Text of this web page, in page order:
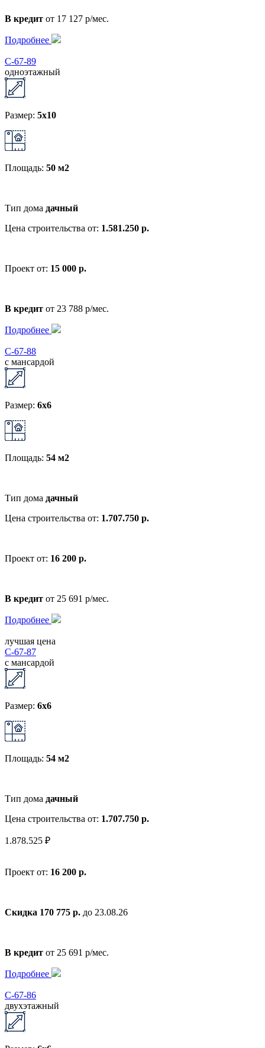
В кредит от 17 127 р/мес.
Подробнее
С-67-89
одноэтажный
Размер: 5x10
Площадь: 50 м2
Тип дома дачный
Цена строительства от: 1.581.250 р.
Проект от: 15 000 р.
В кредит от 23 788 р/мес.
Подробнее
С-67-88
с мансардой
Размер: 6x6
Площадь: 54 м2
Тип дома дачный
Цена строительства от: 1.707.750 р.
Проект от: 16 200 р.
В кредит от 25 691 р/мес.
Подробнее
лучшая цена
С-67-87
с мансардой
Размер: 6x6
Площадь: 54 м2
Тип дома дачный
Цена строительства от: 1.707.750 р.
1.878.525 ₽
Проект от: 16 200 р.
Скидка 170 775 р. до 23.08.26
В кредит от 25 691 р/мес.
Подробнее
С-67-86
двухэтажный